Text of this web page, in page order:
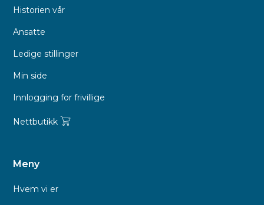
Historien vår
Ansatte
Ledige stillinger
Min side
Innlogging for frivillige
Nettbutikk
Meny
Hvem vi er